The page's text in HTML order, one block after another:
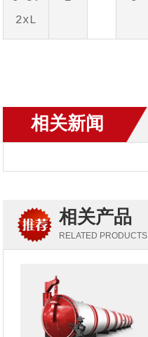
2xL
相关新闻
相关产品
RELATED PRODUCTS